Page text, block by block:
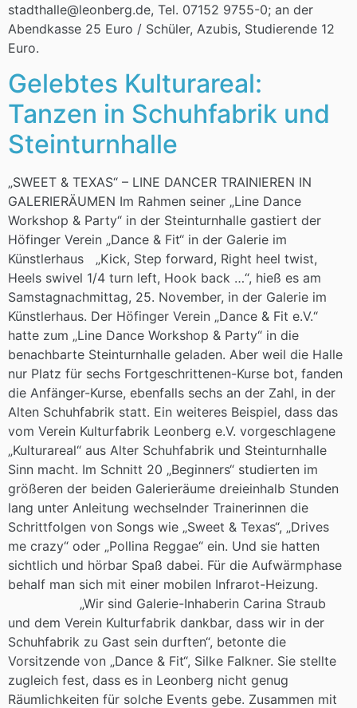
stadthalle@leonberg.de, Tel. 07152 9755-0; an der
Abendkasse 25 Euro / Schüler, Azubis, Studierende 12
Euro.
Gelebtes Kulturareal:
Tanzen in Schuhfabrik und
Steinturnhalle
„SWEET & TEXAS“ – LINE DANCER TRAINIEREN IN
GALERIERÄUMEN Im Rahmen seiner „Line Dance
Workshop & Party“ in der Steinturnhalle gastiert der
Höfinger Verein „Dance & Fit“ in der Galerie im
Künstlerhaus „Kick, Step forward, Right heel twist,
Heels swivel 1/4 turn left, Hook back …“, hieß es am
Samstagnachmittag, 25. November, in der Galerie im
Künstlerhaus. Der Höfinger Verein „Dance & Fit e.V.“
hatte zum „Line Dance Workshop & Party“ in die
benachbarte Steinturnhalle geladen. Aber weil die Halle
nur Platz für sechs Fortgeschrittenen-Kurse bot, fanden
die Anfänger-Kurse, ebenfalls sechs an der Zahl, in der
Alten Schuhfabrik statt. Ein weiteres Beispiel, dass das
vom Verein Kulturfabrik Leonberg e.V. vorgeschlagene
„Kulturareal“ aus Alter Schuhfabrik und Steinturnhalle
Sinn macht. Im Schnitt 20 „Beginners“ studierten im
größeren der beiden Galerieräume dreieinhalb Stunden
lang unter Anleitung wechselnder Trainerinnen die
Schrittfolgen von Songs wie „Sweet & Texas“, „Drives
me crazy“ oder „Pollina Reggae“ ein. Und sie hatten
sichtlich und hörbar Spaß dabei. Für die Aufwärmphase
behalf man sich mit einer mobilen Infrarot-Heizung.
„Wir sind Galerie-Inhaberin Carina Straub
und dem Verein Kulturfabrik dankbar, dass wir in der
Schuhfabrik zu Gast sein durften“, betonte die
Vorsitzende von „Dance & Fit“, Silke Falkner. Sie stellte
zugleich fest, dass es in Leonberg nicht genug
Räumlichkeiten für solche Events gebe. Zusammen mit